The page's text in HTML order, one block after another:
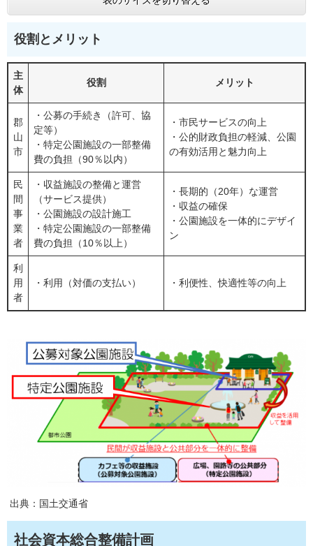
役割とメリット
主
体
役割 メリット
郡
山
市
・公募の手続き（許可、協
定等）
・特定公園施設の一部整備
費の負担（90％以内）
・市民サービスの向上
・公的財政負担の軽減、公園
の有効活用と魅力向上
民
間
事
業
者
・収益施設の整備と運営
（サービス提供）
・公園施設の設計施工
・特定公園施設の一部整備
費の負担（10％以上）
・長期的（20年）な運営
・収益の確保
・公園施設を一体的にデザイ
ン
利
用
者
・利用（対価の支払い） ・利便性、快適性等の向上
出典：国土交通省
社会資本総合整備計画